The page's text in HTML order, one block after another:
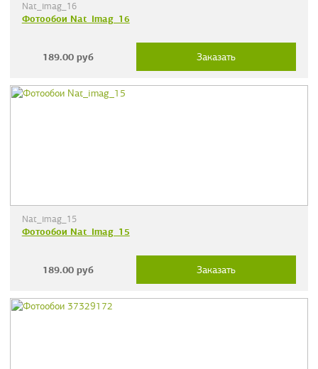
Nat_imag_16
Фотообои Nat_imag_16
189.00 руб Заказать
Nat_imag_15
Фотообои Nat_imag_15
189.00 руб Заказать